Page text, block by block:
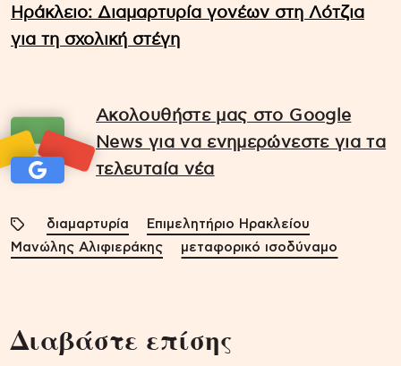
Hράκλειο: Διαμαρτυρία γονέων στη Λότζια
για τη σχολική στέγη
Ακολουθήστε μας στο Google
News για να ενημερώνεστε για τα
τελευταία νέα
διαμαρτυρία
Επιμελητήριο Ηρακλείου
Μανώλης Αλιφιεράκης
μεταφορικό ισοδύναμο
Διαβάστε επίσης